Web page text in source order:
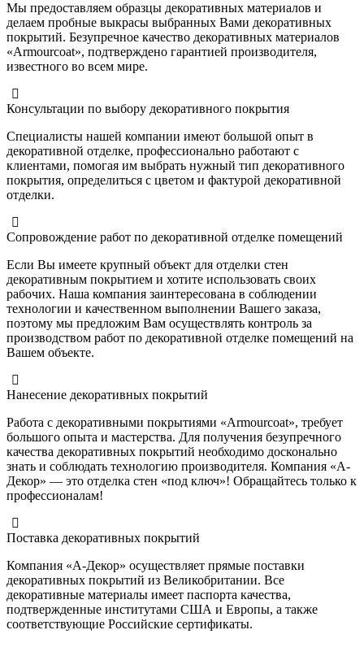
Мы предоставляем образцы декоративных материалов и
делаем пробные выкрасы выбранных Вами декоративных
покрытий. Безупречное качество декоративных материалов
«Armourcoat», подтверждено гарантией производителя,
известного во всем мире.
Консультации по выбору декоративного покрытия
Специалисты нашей компании имеют большой опыт в
декоративной отделке, профессионально работают с
клиентами, помогая им выбрать нужный тип декоративного
покрытия, определиться с цветом и фактурой декоративной
отделки.
Сопровождение работ по декоративной отделке помещений
Если Вы имеете крупный объект для отделки стен
декоративным покрытием и хотите использовать своих
рабочих. Наша компания заинтересована в соблюдении
технологии и качественном выполнении Вашего заказа,
поэтому мы предложим Вам осуществлять контроль за
производством работ по декоративной отделке помещений на
Вашем объекте.
Нанесение декоративных покрытий
Работа с декоративными покрытиями «Armourcoat», требует
большого опыта и мастерства. Для получения безупречного
качества декоративных покрытий необходимо досконально
знать и соблюдать технологию производителя. Компания «А-
Декор» — это отделка стен «под ключ»! Обращайтесь только к
профессионалам!
Поставка декоративных покрытий
Компания «А-Декор» осуществляет прямые поставки
декоративных покрытий из Великобритании. Все
декоративные материалы имеет паспорта качества,
подтвержденные институтами США и Европы, а также
соответствующие Российские сертификаты.